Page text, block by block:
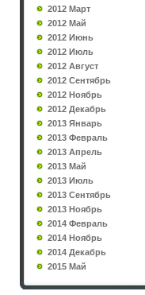
2012 Март
2012 Май
2012 Июнь
2012 Июль
2012 Август
2012 Сентябрь
2012 Ноябрь
2012 Декабрь
2013 Январь
2013 Февраль
2013 Апрель
2013 Май
2013 Июль
2013 Сентябрь
2013 Ноябрь
2014 Февраль
2014 Ноябрь
2014 Декабрь
2015 Май